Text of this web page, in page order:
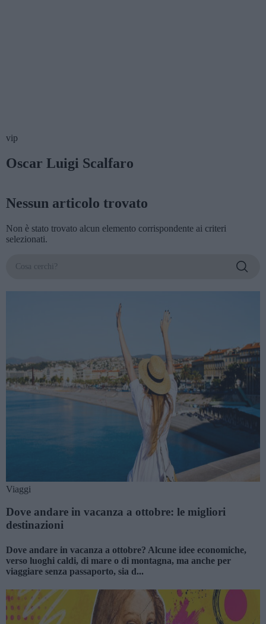
vip
Oscar Luigi Scalfaro
Nessun articolo trovato
Non è stato trovato alcun elemento corrispondente ai criteri
selezionati.
Viaggi
Dove andare in vacanza a ottobre: le migliori
destinazioni
Dove andare in vacanza a ottobre? Alcune idee economiche,
verso luoghi caldi, di mare o di montagna, ma anche per
viaggiare senza passaporto, sia d...